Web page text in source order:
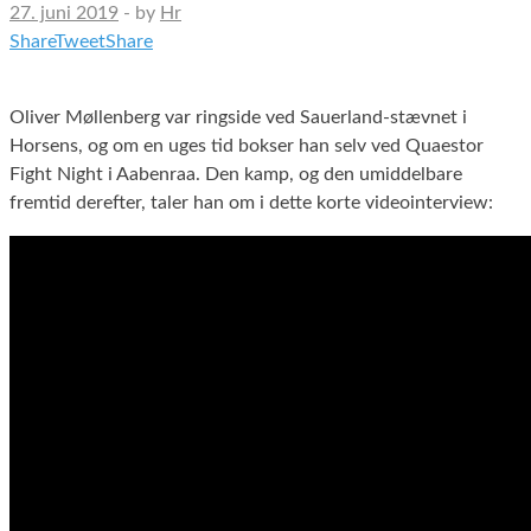
27. juni 2019 - by Hr
ShareTweetShare
Oliver Møllenberg var ringside ved Sauerland-stævnet i
Horsens, og om en uges tid bokser han selv ved Quaestor
Fight Night i Aabenraa. Den kamp, og den umiddelbare
fremtid derefter, taler han om i dette korte videointerview: